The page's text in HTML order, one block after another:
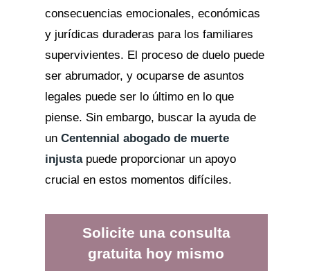
consecuencias emocionales, económicas
y jurídicas duraderas para los familiares
supervivientes. El proceso de duelo puede
ser abrumador, y ocuparse de asuntos
legales puede ser lo último en lo que
piense. Sin embargo, buscar la ayuda de
un Centennial abogado de muerte
injustapuede proporcionar un apoyo
crucial en estos momentos difíciles.
Solicite una consulta
gratuita hoy mismo